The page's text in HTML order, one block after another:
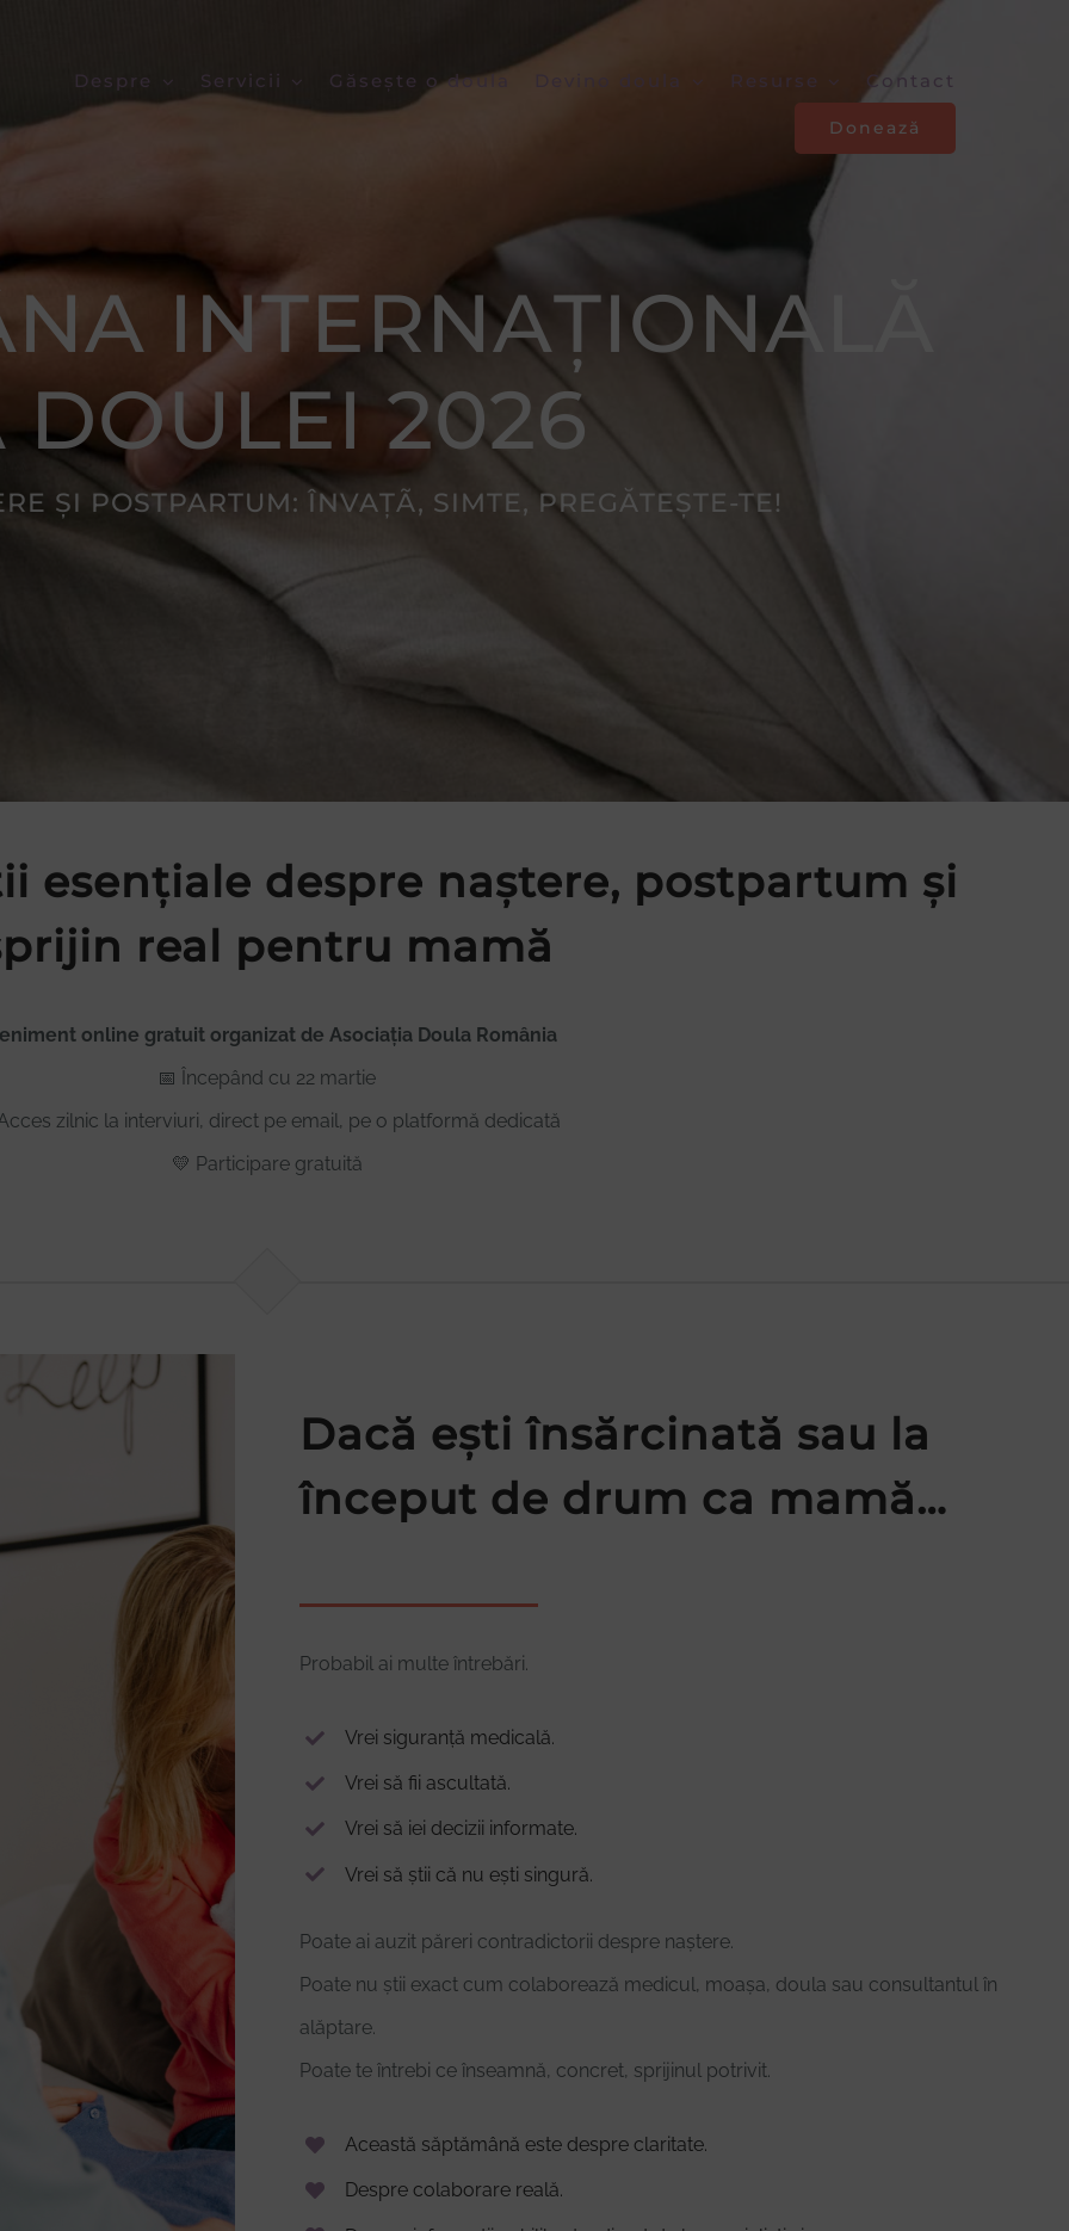
Despre Servicii Găsește o doula Devino doula Resurse Contact
Donează
INTERNAȚIONALĂ
DOULEI 2026
ȘI POSTPARTUM: ÎNVAȚÃ, SIMTE, PREGĂTEȘTE-TE!
esențiale despre naștere, postpartum și
real pentru mamă
online gratuit organizat de Asociația Doula România
📅 Începând cu 22 martie
zilnic la interviuri, direct pe email, pe o platformă dedicată
💛 Participare gratuită
Dacă ești însărcinată sau la
început de drum ca mamă…
Probabil ai multe întrebări.
Vrei siguranță medicală.
Vrei să fii ascultată.
Vrei să iei decizii informate.
Vrei să știi că nu ești singură.
Poate ai auzit păreri contradictorii despre naștere.
Poate nu știi exact cum colaborează medicul, moașa, doula sau consultantul în
alăptare.
Poate te întrebi ce înseamnă, concret, sprijinul potrivit.
Această săptămână este despre claritate.
Despre colaborare reală.